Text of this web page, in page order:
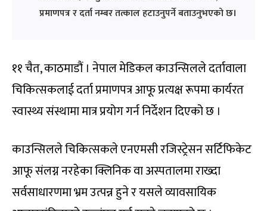
प्रमाणपत्र र दर्ता नम्बर तत्काल हटाउनुपर्ने बताउनुभएको छ।
११ चैत, काठमाडौं । नेपाल मेडिकल काउन्सिलले दर्तावाला
चिकित्सकलाई दर्ता प्रमाणपत्र आफू प्रत्यक्ष रूपमा कार्यरत
स्वास्थ्य संस्थामा मात्र प्रयोग गर्न निर्देशन दिएको छ ।
काउन्सिलले चिकित्सकले एनएमसी रजिस्ट्रेसन सर्टिफिकेट
आफू संलग्न नरहेका क्लिनिक वा अस्पतालमा राख्दा
सर्वसाधारणमा भ्रम उत्पन्न हुने र यसले व्यावसायिक